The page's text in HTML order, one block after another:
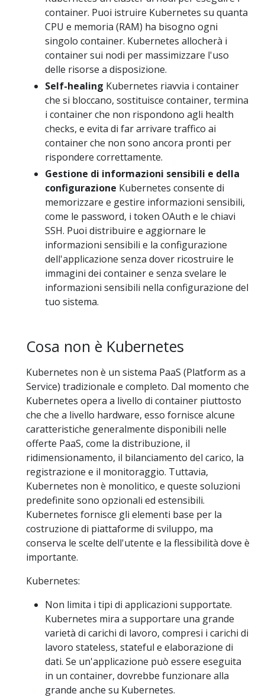
container. Puoi istruire Kubernetes su quanta
CPU e memoria (RAM) ha bisogno ogni
singolo container. Kubernetes allocherà i
container sui nodi per massimizzare l'uso
delle risorse a disposizione.
Self-healing Kubernetes riavvia i container
che si bloccano, sostituisce container, termina
i container che non rispondono agli health
checks, e evita di far arrivare traffico ai
container che non sono ancora pronti per
rispondere correttamente.
Gestione di informazioni sensibili e della
configurazione Kubernetes consente di
memorizzare e gestire informazioni sensibili,
come le password, i token OAuth e le chiavi
SSH. Puoi distribuire e aggiornare le
informazioni sensibili e la configurazione
dell'applicazione senza dover ricostruire le
immagini dei container e senza svelare le
informazioni sensibili nella configurazione del
tuo sistema.
Cosa non è Kubernetes
Kubernetes non è un sistema PaaS (Platform as a
Service) tradizionale e completo. Dal momento che
Kubernetes opera a livello di container piuttosto
che che a livello hardware, esso fornisce alcune
caratteristiche generalmente disponibili nelle
offerte PaaS, come la distribuzione, il
ridimensionamento, il bilanciamento del carico, la
registrazione e il monitoraggio. Tuttavia,
Kubernetes non è monolitico, e queste soluzioni
predefinite sono opzionali ed estensibili.
Kubernetes fornisce gli elementi base per la
costruzione di piattaforme di sviluppo, ma
conserva le scelte dell'utente e la flessibilità dove è
importante.
Kubernetes:
Non limita i tipi di applicazioni supportate.
Kubernetes mira a supportare una grande
varietà di carichi di lavoro, compresi i carichi di
lavoro stateless, stateful e elaborazione di
dati. Se un'applicazione può essere eseguita
in un container, dovrebbe funzionare alla
grande anche su Kubernetes.